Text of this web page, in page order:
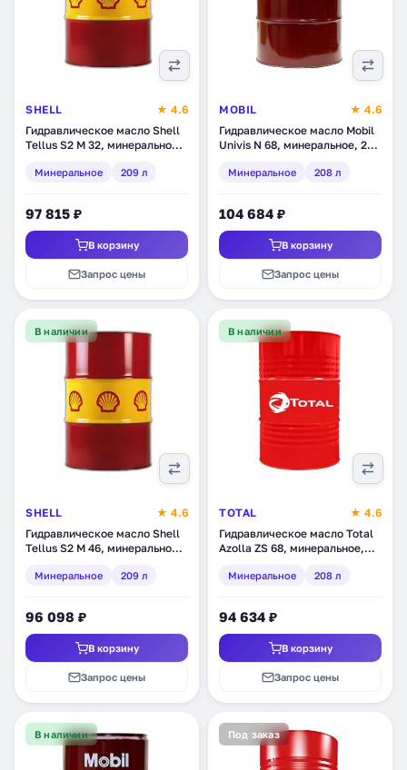
SHELL
★ 4.6
Гидравлическое масло Shell
Tellus S2 М 32, минеральное,
Минеральное 209 л
97 815 ₽
В корзину
Запрос цены
MOBIL
★ 4.6
Гидравлическое масло Mobil
Univis N 68, минеральное, 208
Минеральное 208 л
104 684 ₽
В корзину
Запрос цены
В наличии
SHELL
★ 4.6
Гидравлическое масло Shell
Tellus S2 М 46, минеральное,
Минеральное 209 л
96 098 ₽
В корзину
Запрос цены
В наличии
TOTAL
★ 4.6
Гидравлическое масло Total
Azolla ZS 68, минеральное,
Минеральное 208 л
94 634 ₽
В корзину
Запрос цены
В наличии Под заказ